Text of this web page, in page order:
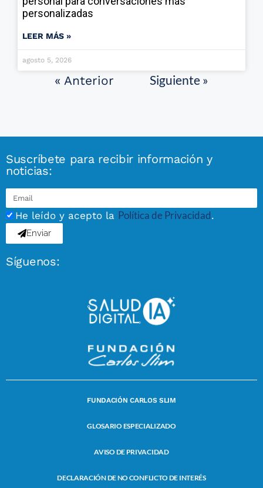
personalizadas
LEER MÁS »
agosto 5, 2026
« Anterior Siguiente »
Suscríbete para recibir información y
noticias:
He leído y acepto la Política de Privacidad.
Enviar
Síguenos:
FUNDACIÓN CARLOS SLIM
GLOSARIO ESPECIALIZADO
AVISO DE PRIVACIDAD
DECLARACIÓN DE NO CONFLICTO DE INTERÉS